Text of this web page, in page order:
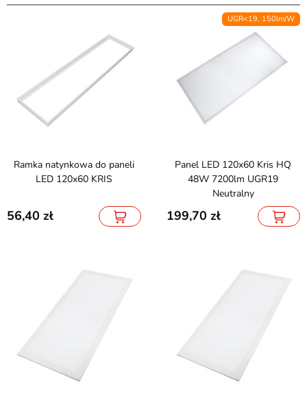
Ramka natynkowa do paneli
LED 120x60 KRIS
56,40
UGR<19, 150lm/W
Panel LED 120x60 Kris HQ
48W 7200lm UGR19
Neutralny
199,70